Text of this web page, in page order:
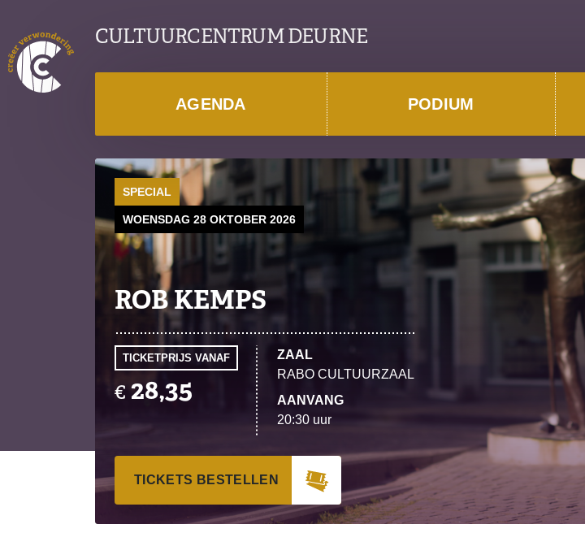
CULTUURCENTRUM DEURNE
AGENDA PODIUM
SPECIAL
WOENSDAG 28 OKTOBER 2026
ROB KEMPS
TICKETPRIJS VANAF
€ 28,35
ZAAL
RABO CULTUURZAAL
AANVANG
20:30 uur
TICKETS BESTELLEN